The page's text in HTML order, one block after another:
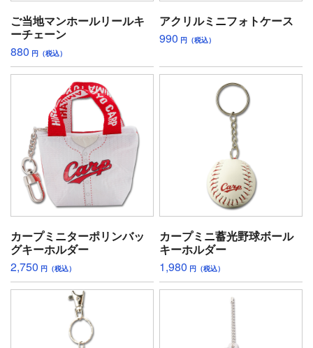
ご当地マンホールリールキ
ーチェーン
880 円（税込）
アクリルミニフォトケース
990 円（税込）
カープミニターポリンバッ
グキーホルダー
2,750 円（税込）
カープミニ蓄光野球ボール
キーホルダー
1,980 円（税込）